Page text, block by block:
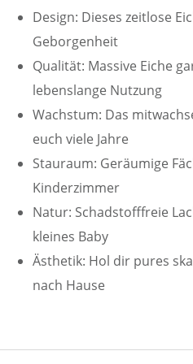
Design: Dieses zeitlose
Geborgenheit
Qualität: Massive Eiche
lebenslange Nutzung
Wachstum: Das
euch viele Jahre
Stauraum: Geräumige
Kinderzimmer
Natur: Schadstofffreie
kleines Baby
Ästhetik: Hol dir pures
nach Hause